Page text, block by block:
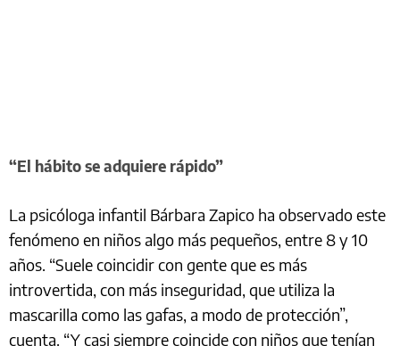
“El hábito se adquiere rápido”
La psicóloga infantil Bárbara Zapico ha observado este
fenómeno en niños algo más pequeños, entre 8 y 10
años. “Suele coincidir con gente que es más
introvertida, con más inseguridad, que utiliza la
mascarilla como las gafas, a modo de protección”,
cuenta. “Y casi siempre coincide con niños que tenían